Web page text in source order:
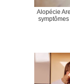
Alopécie